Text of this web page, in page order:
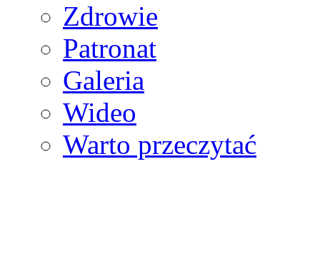
Zdrowie
Patronat
Galeria
Wideo
Warto przeczytać